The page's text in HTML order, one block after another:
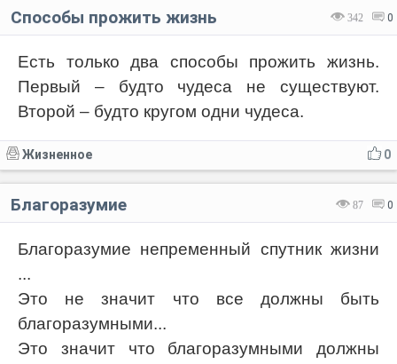
342 0
Способы прожить жизнь
Есть только два способы прожить жизнь.
Первый – будто чудеса не существуют.
Второй – будто кругом одни чудеса.
0
Жизненное
87 0
Благоразумие
Благоразумие непременный спутник жизни
...
Это не значит что все должны быть
благоразумными...
Это значит что благоразумными должны